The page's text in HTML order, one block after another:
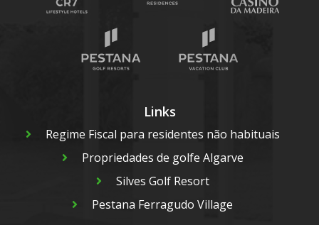
Links
Regime Fiscal para residentes não habituais
Propriedades de golfe Algarve
Silves Golf Resort
Pestana Ferragudo Village